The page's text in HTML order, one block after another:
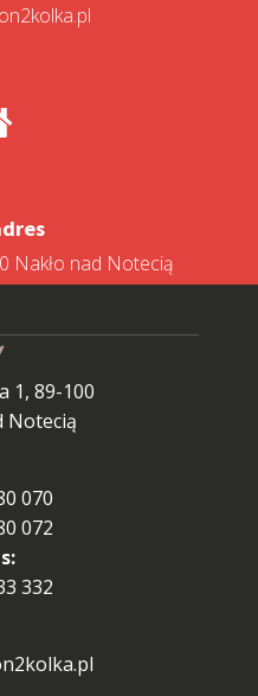
Nakło nad Notecią
1, 89-100
Notecią
070
072
332